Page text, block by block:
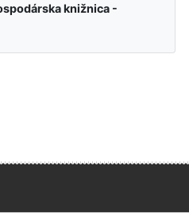
knižnica -